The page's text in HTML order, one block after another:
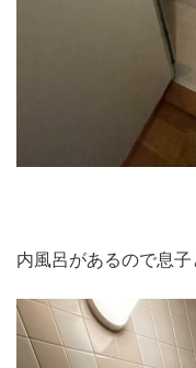
内風呂があるので息子